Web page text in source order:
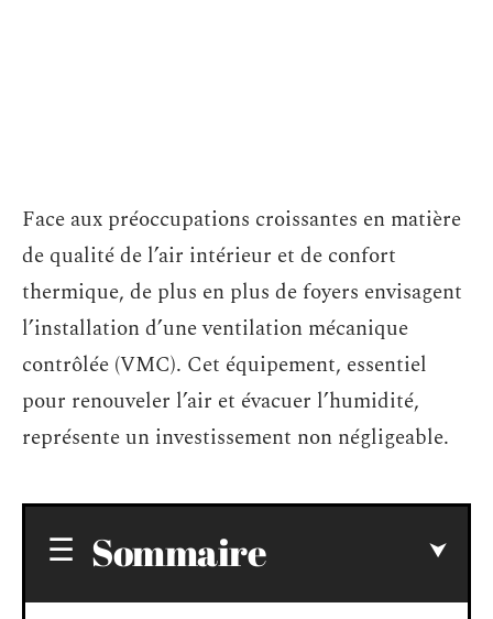
Face aux préoccupations croissantes en matière
de qualité de l’air intérieur et de confort
thermique, de plus en plus de foyers envisagent
l’installation d’une ventilation mécanique
contrôlée (VMC). Cet équipement, essentiel
pour renouveler l’air et évacuer l’humidité,
représente un investissement non négligeable.
Sommaire